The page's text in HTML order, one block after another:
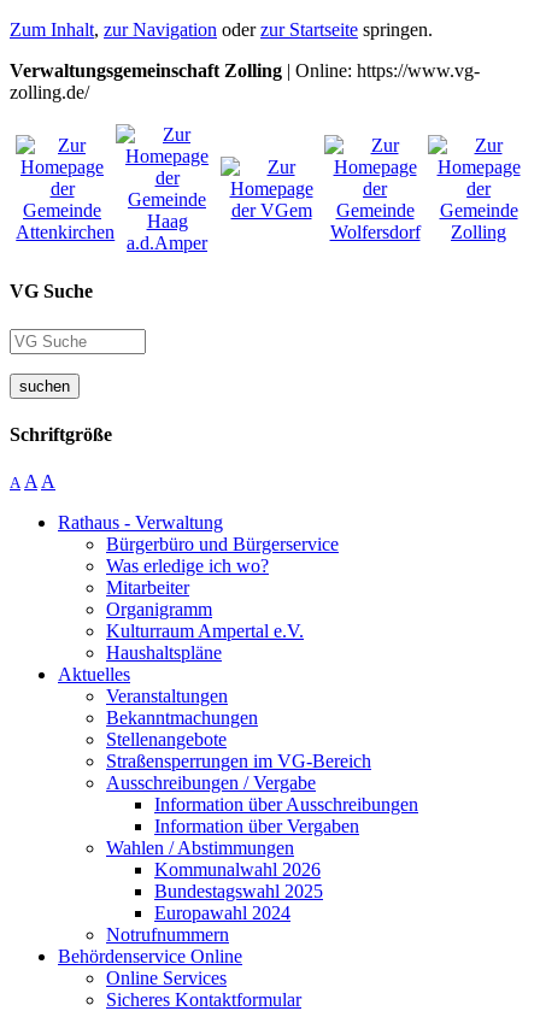
Zum Inhalt, zur Navigation oderzur Startseite springen.
Verwaltungsgemeinschaft Zolling | Online: https://www.vg-
zolling.de/
VG Suche
suchen
Schriftgröße
A A A
Rathaus - Verwaltung
Bürgerbüro und Bürgerservice
Was erledige ich wo?
Mitarbeiter
Organigramm
Kulturraum Ampertal e.V.
Haushaltspläne
Aktuelles
Veranstaltungen
Bekanntmachungen
Stellenangebote
Straßensperrungen im VG-Bereich
Ausschreibungen / Vergabe
Information über Ausschreibungen
Information über Vergaben
Wahlen / Abstimmungen
Kommunalwahl 2026
Bundestagswahl 2025
Europawahl 2024
Notrufnummern
Behördenservice Online
Online Services
Sicheres Kontaktformular